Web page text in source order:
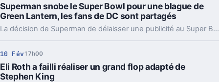
Superman snobe le Super Bowl pour une blague de
Green Lantern, les fans de DC sont partagés
La décision de Superman de délaisser une publicité au Super Bowl pour faire une plaisanterie sur Green Lantern a suscité des réactions mitigées parmi les fans de DC, certains y trouvant de l'humour, tandis que d'autres étaient déçus.
10 Fév17h00
Eli Roth a failli réaliser un grand flop adapté de
Stephen King